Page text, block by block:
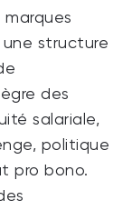
une structure
des
salariale,
politique
pro bono.